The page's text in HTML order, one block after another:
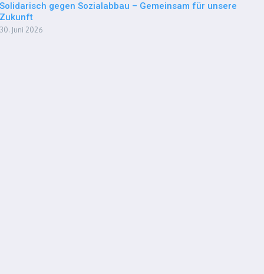
Solidarisch gegen Sozialabbau – Gemeinsam für unsere
Zukunft
30. Juni 2026